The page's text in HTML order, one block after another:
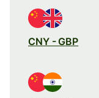
CNY - GBP